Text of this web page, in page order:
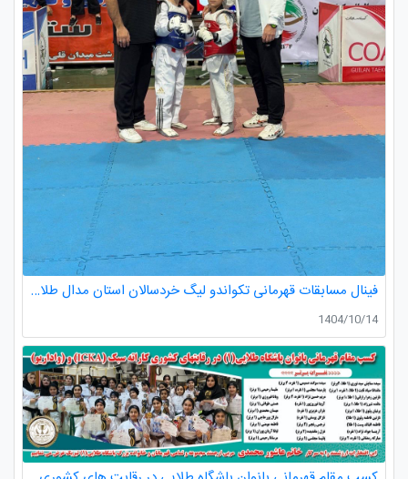
فینال مسابقات قهرمانی تکواندو لیگ خردسالان استان مدال طلا صدرا ظفری از باشگاه طلایی به مربیگری استاد عسکری مربی ارزنده باشگاه
1404/10/14